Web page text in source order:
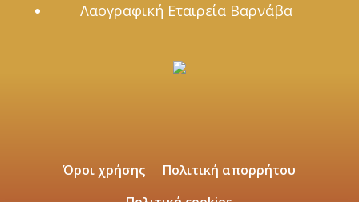
Λαογραφική Εταιρεία Βαρνάβα
Όροι χρήσης
Πολιτική απορρήτου